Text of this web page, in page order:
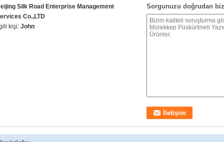
Silk Road Enterprise Management
Co.,LTD
kişi: John
Sorgunuzu doğrudan